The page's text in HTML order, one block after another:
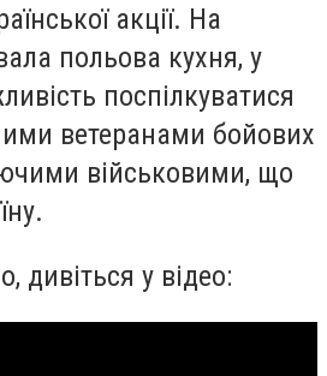
акції. На
польова кухня, у
поспілкуватися
ветеранами бойових
військовими, що
дивіться у відео: